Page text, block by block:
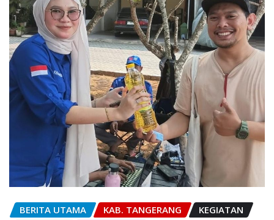
BERITA UTAMA KAB. TANGERANG
KEGIATAN